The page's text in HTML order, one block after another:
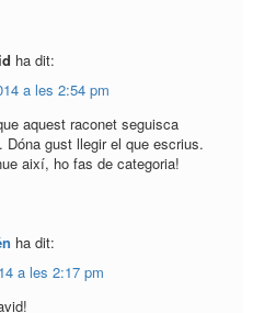
ha dit:
a les 2:54 pm
aquest raconet seguisca
Dóna gust llegir el que escrius.
així, ho fas de categoria!
ha dit:
a les 2:17 pm